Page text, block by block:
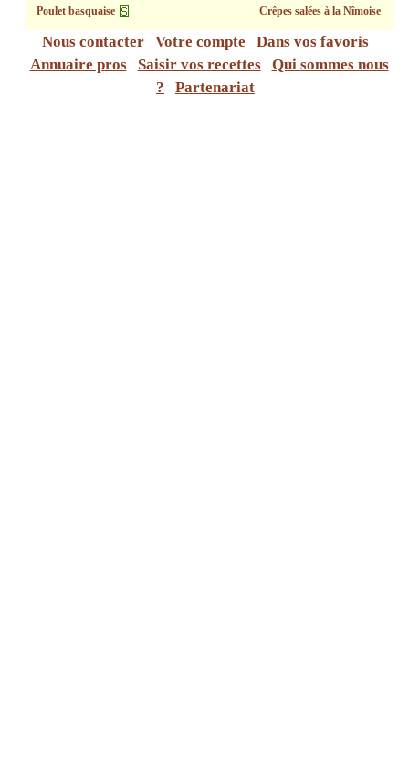
Poulet basquaise Crêpes salées à la Nîmoise
Nous contacter Votre compte
Dans vos favoris
Annuaire pros
Saisir vos recettes
Qui sommes nous
?
Partenariat